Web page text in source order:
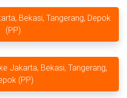
Bekasi, Tangerang, Depok
(PP)
ke Jakarta, Bekasi, Tangerang,
(PP)